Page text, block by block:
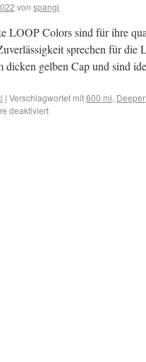
von spangi
LOOP Colors sind für ihre
sprechen für
dicken gelben Cap und sind
| Verschlagwortet mit600 ml,
deaktiviert